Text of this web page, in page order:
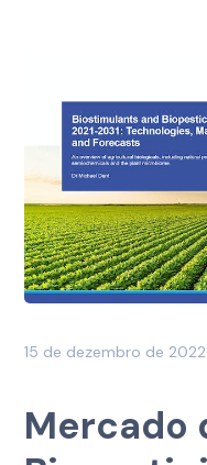
15 de dezembro de 2022
Mercado